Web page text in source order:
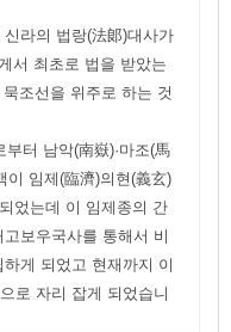
라의 법랑(法郞)대사가
서 최초로 법을 받았는
조선을 위주로 하는 것
터 남악(南嶽)·마조(馬
이 임제(臨濟)의현(義玄)
었는데 이 임제종의 간
보우국사를 통해서 비
게 되었고 현재까지 이
로 자리 잡게 되었습니